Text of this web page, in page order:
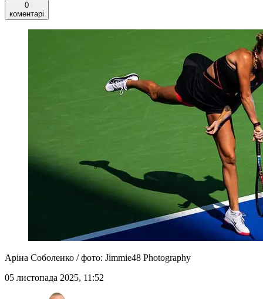
0
коментарі
Аріна Соболенко / фото: Jimmie48 Photography
05 листопада 2025, 11:52